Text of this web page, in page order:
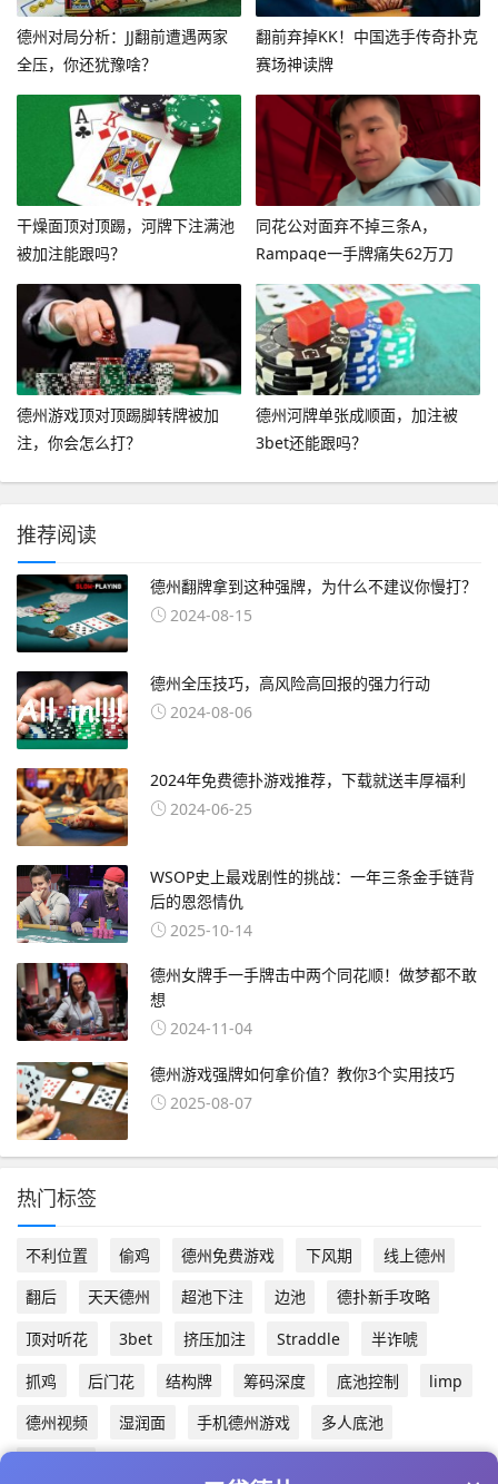
德州对局分析：JJ翻前遭遇两家
全压，你还犹豫啥？
翻前弃掉KK！中国选手传奇扑克
赛场神读牌
干燥面顶对顶踢，河牌下注满池
被加注能跟吗？
同花公对面弃不掉三条A，
Rampage一手牌痛失62万刀
德州游戏顶对顶踢脚转牌被加
注，你会怎么打？
德州河牌单张成顺面，加注被
3bet还能跟吗？
推荐阅读
德州翻牌拿到这种强牌，为什么不建议你慢打？
2024-08-15
德州全压技巧，高风险高回报的强力行动
2024-08-06
2024年免费德扑游戏推荐，下载就送丰厚福利
2024-06-25
WSOP史上最戏剧性的挑战：一年三条金手链背
后的恩怨情仇
2025-10-14
德州女牌手一手牌击中两个同花顺！做梦都不敢
想
2024-11-04
德州游戏强牌如何拿价值？教你3个实用技巧
2025-08-07
热门标签
不利位置 偷鸡 德州免费游戏 下风期
线上德州
翻后
天天德州 超池下注 边池
德扑新手攻略
顶对听花
3bet 挤压加注 Straddle
半诈唬
抓鸡
后门花 结构牌 筹码深度 底池控制
limp
德州视频
湿润面 手机德州游戏
多人底池